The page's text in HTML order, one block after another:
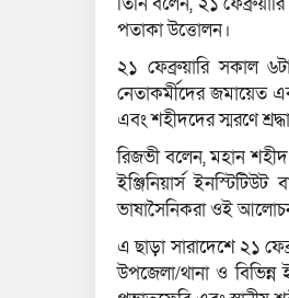
পতাকা উত্তোলন।
২১ ফেব্রুয়ারি সকাল
নেতাকর্মীদের জমায়েত
এবং শহীদদের স্মরণে
রিজভী বলেন, মহান
ইঞ্জিনিয়ার্স
ভাষাসৈনিকরা ওই
এ ছাড়া সারাদেশে ২১
উপজেলা/থানা ও